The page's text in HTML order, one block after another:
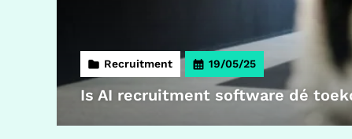
Recruitment 19/05/25
Is AI recruitment software dé